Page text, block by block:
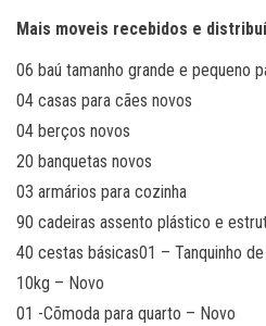
Mais moveis recebidos e
06 baú tamanho grande e pequeno
04 casas para cães novos
04 berços novos
20 banquetas novos
03 armários para cozinha
90 cadeiras assento plástico e
40 cestas básicas01 – Tanquinho
10kg – Novo
01 -Cõmoda para quarto – Novo